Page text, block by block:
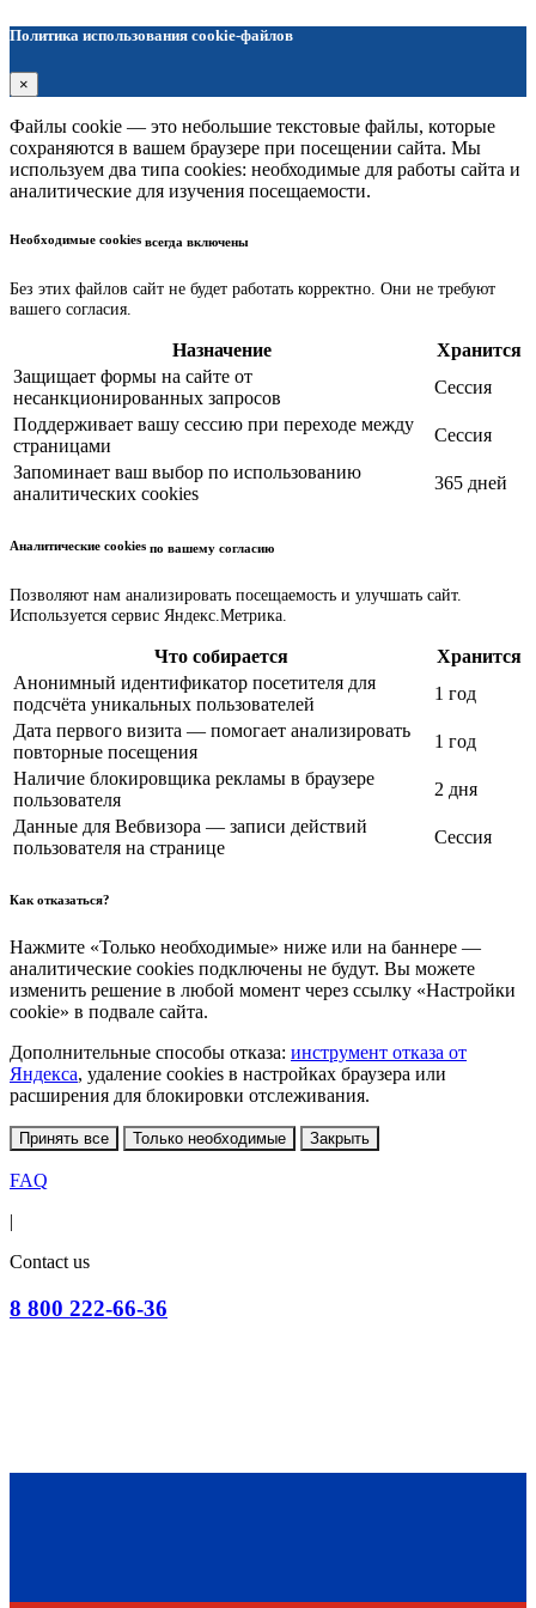
Политика использования cookie-файлов
×
Файлы cookie — это небольшие текстовые файлы, которые
сохраняются в вашем браузере при посещении сайта. Мы
используем два типа cookies: необходимые для работы сайта и
аналитические для изучения посещаемости.
Необходимые cookies всегда включены
Без этих файлов сайт не будет работать корректно. Они не требуют
вашего согласия.
Назначение
Хранится
Защищает формы на сайте от
несанкционированных запросов
Сессия
Поддерживает вашу сессию при переходе между
страницами
Сессия
Запоминает ваш выбор по использованию
аналитических cookies
365 дней
Аналитические cookies по вашему согласию
Позволяют нам анализировать посещаемость и улучшать сайт.
Используется сервис Яндекс.Метрика.
Что собирается
Хранится
Анонимный идентификатор посетителя для
подсчёта уникальных пользователей
1 год
Дата первого визита — помогает анализировать
повторные посещения
1 год
Наличие блокировщика рекламы в браузере
пользователя
2 дня
Данные для Вебвизора — записи действий
пользователя на странице
Сессия
Как отказаться?
Нажмите «Только необходимые» ниже или на баннере —
аналитические cookies подключены не будут. Вы можете
изменить решение в любой момент через ссылку «Настройки
cookie» в подвале сайта.
Дополнительные способы отказа: инструмент отказа от
Яндекса, удаление cookies в настройках браузера или
расширения для блокировки отслеживания.
Принять все Только необходимые Закрыть
FAQ
|
Contact us
8 800 222-66-36